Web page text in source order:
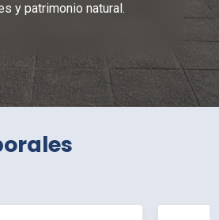
y patrimonio natural.